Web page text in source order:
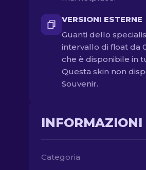
VERSIONI ESTERNE
Guanti dello
intervallo di float da
che è disponibile in
Questa skin non
Souvenir.
Categoria